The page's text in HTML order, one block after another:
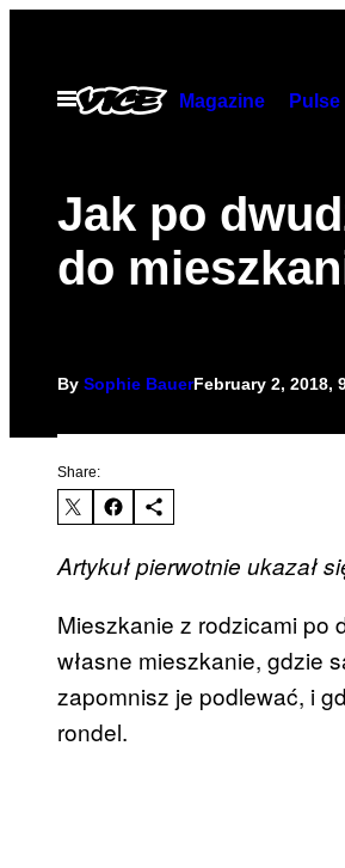
contentOpen
Menu
Magazine Pulse
Jak po
do
By Sophie BauerFebruary 2, 2018,
Share:
Artykuł pierwotnie ukazał
Mieszkanie z rodzicami po
własne mieszkanie, gdzie
zapomnisz je podlewać, i
rondel.